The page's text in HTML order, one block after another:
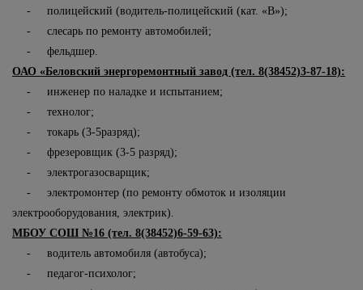
- полицейский (водитель-полицейский (кат. «В»);
- слесарь по ремонту автомобилей;
- фельдшер.
ОАО «Беловский энергоремонтный завод (тел. 8(38452)3-87-18):
- инженер по наладке и испытанием;
- технолог;
- токарь (3-5разряд);
- фрезеровщик (3-5 разряд);
- электрогазосварщик;
- электромонтер (по ремонту обмоток и изоляции
электрооборудования, электрик).
МБОУ СОШ №16 (тел. 8(38452)6-59-63):
- водитель автомобиля (автобуса);
- педагог-психолог;